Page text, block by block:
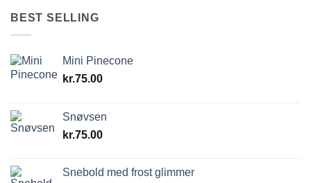
BEST SELLING
Mini Pinecone
kr.75.00
Snøvsen
kr.75.00
Snebold med frost glimmer